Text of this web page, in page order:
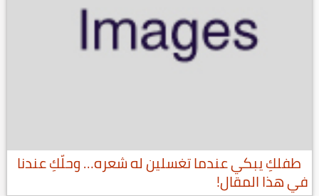
طفلكِ يبكي عندما تغسلين له شعره… وحلّكِ عندنا
في هذا المقال!